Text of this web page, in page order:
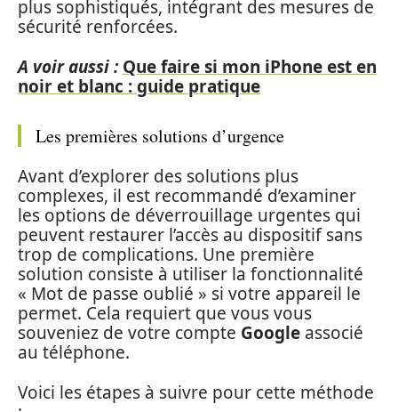
plus sophistiqués, intégrant des mesures de
sécurité renforcées.
A voir aussi : Que faire si mon iPhone est en
noir et blanc : guide pratique
Les premières solutions d’urgence
Avant d’explorer des solutions plus
complexes, il est recommandé d’examiner
les options de déverrouillage urgentes qui
peuvent restaurer l’accès au dispositif sans
trop de complications. Une première
solution consiste à utiliser la fonctionnalité
« Mot de passe oublié » si votre appareil le
permet. Cela requiert que vous vous
souveniez de votre compte Google associé
au téléphone.
Voici les étapes à suivre pour cette méthode